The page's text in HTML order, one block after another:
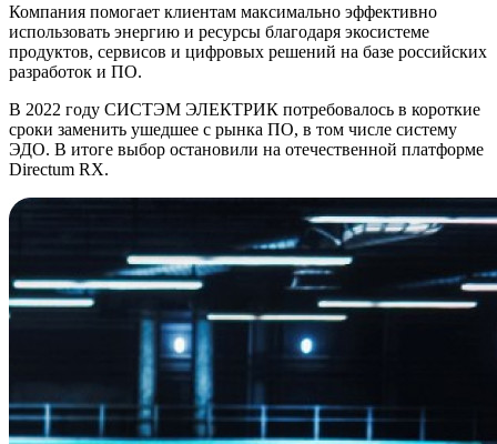
Компания помогает клиентам максимально эффективно
использовать энергию и ресурсы благодаря экосистеме
продуктов, сервисов и цифровых решений на базе российских
разработок и ПО.
В 2022 году СИСТЭМ ЭЛЕКТРИК потребовалось в короткие
сроки заменить ушедшее с рынка ПО, в том числе систему
ЭДО. В итоге выбор остановили на отечественной платформе
Directum RX.